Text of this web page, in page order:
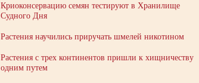
Криоконсервацию семян тестируют в Хранилище
Судного Дня
Растения научились приручать шмелей никотином
Растения с трех континентов пришли к хищничеству
одним путем